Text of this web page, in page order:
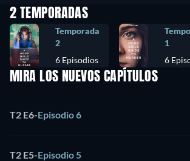
2 TEMPORADAS
Temporada
2
6 Episodios
1
6
MIRA LOS NUEVOS CAPÍTULOS
T2 E6-Episodio 6
T2 E5-Episodio 5